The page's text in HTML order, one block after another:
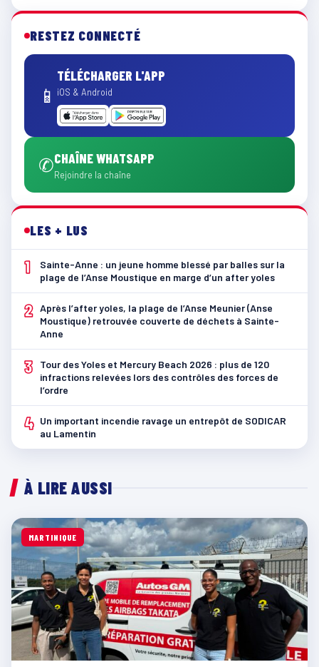
RESTEZ CONNECTÉ
📱
TÉLÉCHARGER L'APP
iOS & Android
✆CHAÎNE WHATSAPP
Rejoindre la chaîne
LES + LUS
1
Sainte-Anne : un jeune homme blessé par balles sur la
plage de l’Anse Moustique en marge d’un after yoles
2 Après l’after yoles, la plage de l’Anse Meunier (Anse
Moustique) retrouvée couverte de déchets à Sainte-
Anne
3
Tour des Yoles et Mercury Beach 2026 : plus de 120
infractions relevées lors des contrôles des forces de
l’ordre
4 Un important incendie ravage un entrepôt de SODICAR
au Lamentin
À LIRE AUSSI
MARTINIQUE